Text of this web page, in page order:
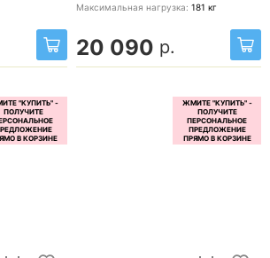
Максимальная нагрузка: 181 кг
20 090 р.